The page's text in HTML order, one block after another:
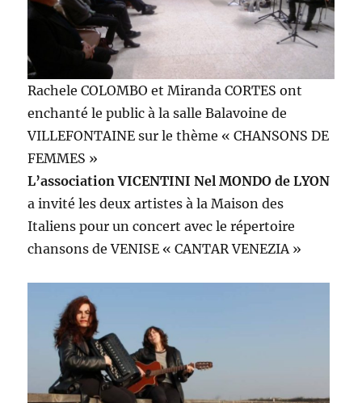
Rachele COLOMBO et Miranda CORTES ont
enchanté le public à la salle Balavoine de
VILLEFONTAINE sur le thème « CHANSONS DE
FEMMES »
L’association VICENTINI Nel MONDO de LYON
a invité les deux artistes à la Maison des
Italiens pour un concert avec le répertoire
chansons de VENISE « CANTAR VENEZIA »